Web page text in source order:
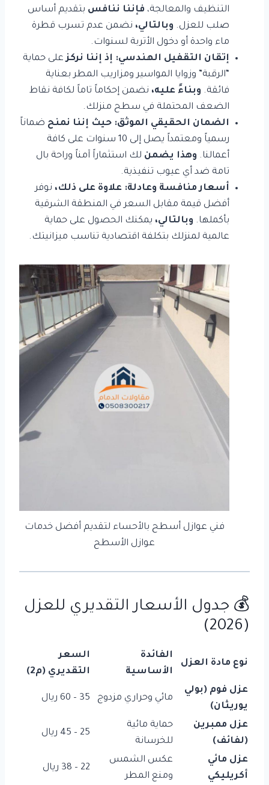
التنظيف والمعالجة، فإننا ننافس بتقديم أساس
صلب للعزل. وبالتالي، نضمن عدم تسرب قطرة
ماء واحدة أو دخول الأتربة لسنوات.
إتقان التقفيل الهندسي: إذ إننا نركزعلى حماية
“الرقبة” وزوايا المواسير ومزاريب المطر بعناية
فائقة. وبناءً عليه، نضمن إحكاماً تاماً لكافة نقاط
الضعف المحتملة في سطح منزلك.
الضمان الحقيقي الموثق: حيث إننا نمنح ضماناً
رسمياً ومعتمداً يصل إلى 10 سنوات على كافة
أعمالنا. وهذا يضمن لك استثماراً آمناً وراحة بال
تامة ضد أي عيوب تنفيذية.
أسعار منافسة وعادلة: علاوة على ذلك، نوفر
أفضل قيمة مقابل السعر في المنطقة الشرقية
بأكملها. وبالتالي، يمكنك الحصول على حماية
عالمية لمنزلك بتكلفة اقتصادية تناسب ميزانيتك.
فني عوازل أسطح بالأحساء لتقديم أفضل خدمات
عوازل الأسطح
💰 جدول الأسعار التقديري للعزل
(2026)
نوع مادة العزل
الفائدة
الأساسية
السعر
التقديري (م2)
عزل فوم (بولي
يوريثان)
مائي وحراري مزدوج 35 – 60 ريال
عزل ممبرين
(لفائف)
حماية مائية
للخرسانة
25 – 45 ريال
عزل مائي
أكريليكي
عكس الشمس
ومنع المطر
22 – 38 ريال